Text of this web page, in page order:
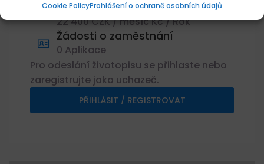
Cookie PolicyProhlášení o ochraně osobních údajů
Plat
22 400 CZK / měsíc Kč / Rok
Žádosti o zaměstnání
0 Aplikace
Pro odeslání životopisu se přihlaste nebo
zaregistrujte jako uchazeč.
PŘIHLÁSIT / REGISTROVAT